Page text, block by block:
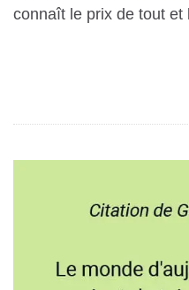
connaît le prix de tout et